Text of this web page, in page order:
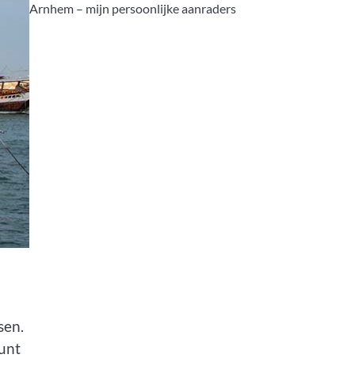
Arnhem – mijn persoonlijke aanraders